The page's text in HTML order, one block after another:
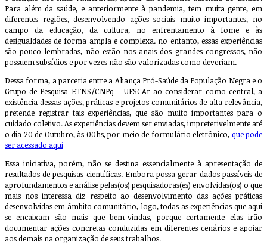
Para além da saúde, e anteriormente à pandemia, tem muita gente, em
diferentes regiões, desenvolvendo ações sociais muito importantes, no
campo da educação, da cultura, no enfrentamento à fome e às
desigualdades de forma ampla e complexa. no entanto, essas experiências
são pouco lembradas, não estão nos anais dos grandes congressos, não
possuem subsídios e por vezes não são valorizadas como deveriam.
Dessa forma, a parceria entre a Aliança Pró-Saúde da População Negra e o
Grupo de Pesquisa ETNS/CNPq – UFSCAr ao considerar como central, a
existência dessas ações, práticas e projetos comunitários de alta relevância,
pretende registrar tais experiências, que são muito importantes para o
cuidado coletivo. As experiências devem ser enviadas, impreterivelmente até
o dia 20 de Outubro, às 00hs, por meio de formulário eletrônico, que pode
ser acessado aqui
Essa iniciativa, porém, não se destina essencialmente à apresentação de
resultados de pesquisas científicas. Embora possa gerar dados passíveis de
aprofundamentos e análise pelas(os) pesquisadoras(es) envolvidas(os) o que
mais nos interessa diz respeito ao desenvolvimento das ações práticas
desenvolvidas em âmbito comunitário, logo, todas as experiências que aqui
se encaixam são mais que bem-vindas, porque certamente elas irão
documentar ações concretas conduzidas em diferentes cenários e apoiar
aos demais na organização de seus trabalhos.